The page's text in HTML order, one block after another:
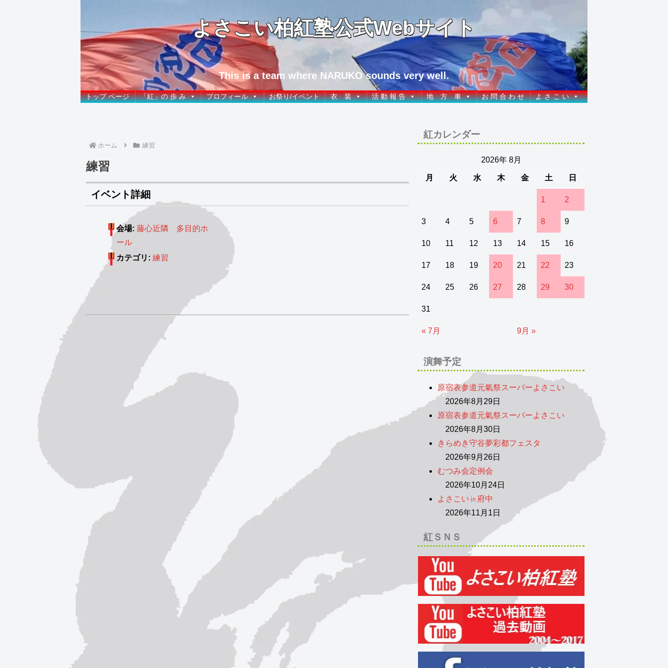
よさこい柏紅塾公式Webサイト
This is a team where NARUKO sounds very well.
トップ ページ 「紅」の 歩 み プロフィール お祭り/イベント 衣 装 活 動 報 告 地 方 車 お 問 合 わ せ よ さ こ い
ホーム 練習
練習
イベント詳細
会場: 藤心近隣 多目的ホ
ール
カテゴリ: 練習
紅カレンダー
2026年 8月
月 火 水 木 金 土 日
1 2
3 4 5 6 7 8 9
10 11 12 13 14 15 16
17 18 19 20 21 22 23
24 25 26 27 28 29 30
31
« 7月 9月 »
演舞予定
原宿表参道元氣祭スーパーよさこい
2026年8月29日
原宿表参道元氣祭スーパーよさこい
2026年8月30日
きらめき守谷夢彩都フェスタ
2026年9月26日
むつみ会定例会
2026年10月24日
よさこい㏌府中
2026年11月1日
紅ＳＮＳ